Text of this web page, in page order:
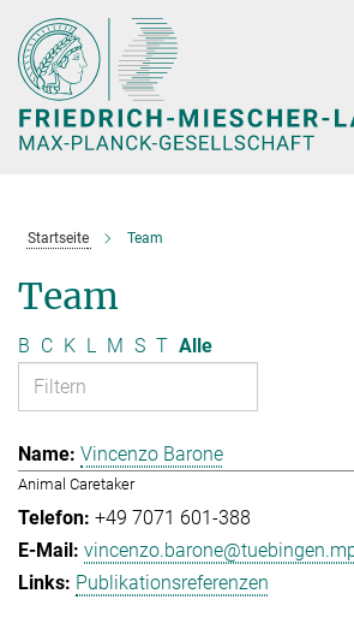
Hauptinhalt
Startseite Team
Team
B C K L M S T Alle
Vincenzo Barone
Animal Caretaker
+49 7071 601-388
Publikationsreferenzen